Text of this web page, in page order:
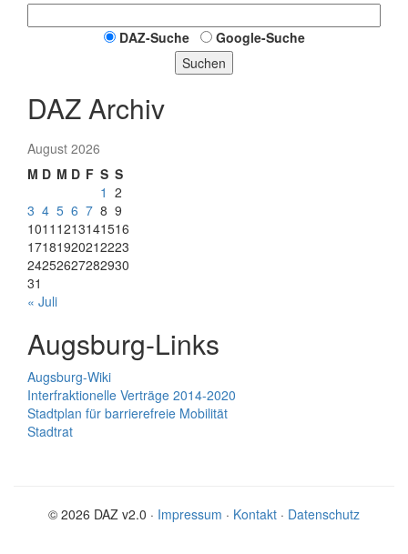
DAZ-Suche
Google-Suche
Suchen
DAZ Archiv
August 2026
M D M D F S S
1 2
3 4 5 6 7 8 9
1011 1213141516
17181920212223
24252627282930
31
« Juli
Augsburg-Links
Augsburg-Wiki
Interfraktionelle Verträge 2014-2020
Stadtplan für barrierefreie Mobilität
Stadtrat
© 2026 DAZ v2.0 · Impressum · Kontakt · Datenschutz